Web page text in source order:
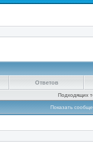
Ответов
Подходящих
Показать